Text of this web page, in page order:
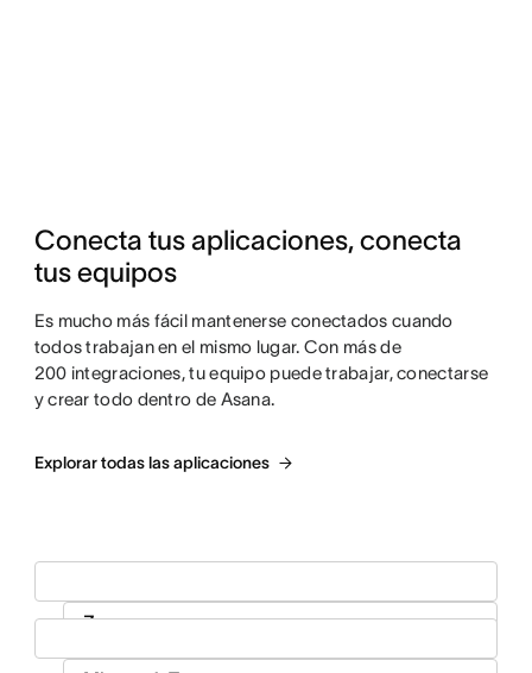
Conecta tus aplicaciones, conecta
tus equipos
Es mucho más fácil mantenerse conectados cuando
todos trabajan en el mismo lugar. Con más de
200 integraciones, tu equipo puede trabajar, conectarse
y crear todo dentro de Asana.
Explorar todas las aplicaciones